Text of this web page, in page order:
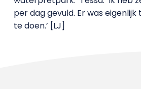
per dag gevuld. Er was
te doen.’ [LJ]